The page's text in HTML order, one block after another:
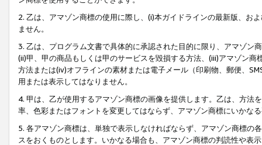
2. 乙は、アマゾン商標の使用に際し、(i)本ガイドラインの最新版、お
ません。
3. 乙は、プログラム文書で具体的に承認された目的に限り、アマゾン
(ii)甲、甲の商品もしくは甲のサービスを毀損する方法、(iii)アマゾン
方法または(iv)オフラインの素材または電子メール（印刷物、郵便、
用または表示してはなりません。
4. 甲は、乙が使用するアマゾン商標の画像を提供します。乙は、方
率、色彩またはフォントを変更してはならず、アマゾン商標にいかな
5. 各アマゾン商標は、単独で表示しなければならず、アマゾン商標
スをおくものとします。いかなる場合も、アマゾン商標の判読性や表